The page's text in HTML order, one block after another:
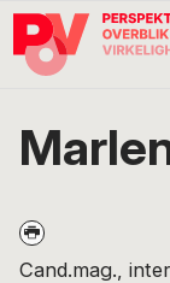
Gå
direkte
navigation
Skip
indhold
Gå
direkte
POV
International
Cand.mag.,